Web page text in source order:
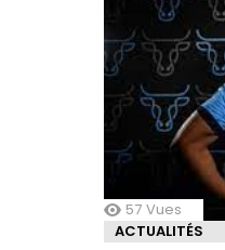
57 Vues
ACTUALITÉS